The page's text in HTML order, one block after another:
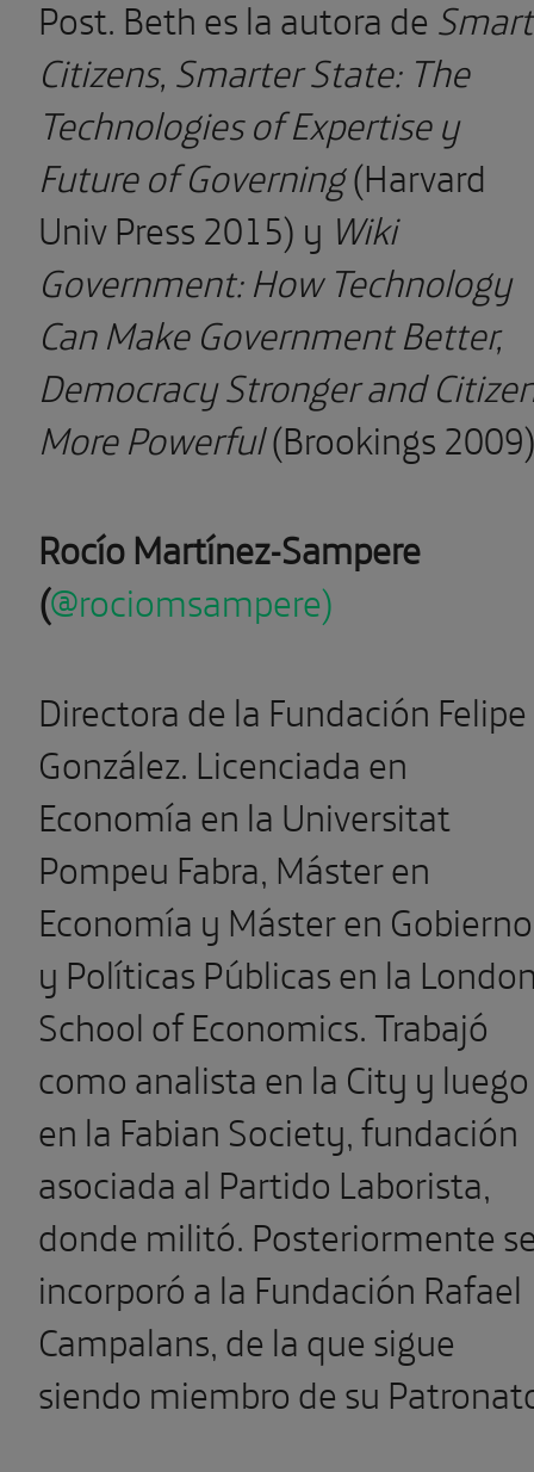
Post. Beth es la autora de Smart
Citizens, Smarter State: The
Technologies of Expertise y
Future of Governing(Harvard
Univ Press 2015) y Wiki
Government: How Technology
Can Make Government Better,
Democracy Stronger and
More Powerful(Brookings
Rocío Martínez-Sampere
(@rociomsampere)
Directora de la Fundación Felipe
González. Licenciada en
Economía en la Universitat
Pompeu Fabra, Máster en
Economía y Máster en Gobierno
y Políticas Públicas en la
School of Economics. Trabajó
como analista en la City y luego
en la Fabian Society, fundación
asociada al Partido Laborista,
donde militó. Posteriormente
incorporó a la Fundación Rafael
Campalans, de la que sigue
siendo miembro de su